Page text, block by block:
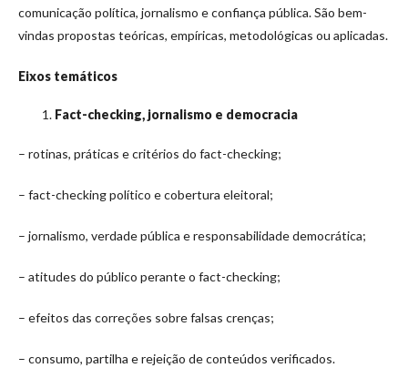
comunicação política, jornalismo e confiança pública. São bem-
vindas propostas teóricas, empíricas, metodológicas ou aplicadas.
Eixos temáticos
Fact-checking, jornalismo e democracia
– rotinas, práticas e critérios do fact-checking;
– fact-checking político e cobertura eleitoral;
– jornalismo, verdade pública e responsabilidade democrática;
– atitudes do público perante o fact-checking;
– efeitos das correções sobre falsas crenças;
– consumo, partilha e rejeição de conteúdos verificados.